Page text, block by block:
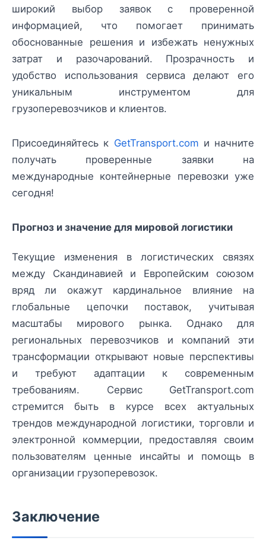
широкий выбор заявок с проверенной
информацией, что помогает принимать
обоснованные решения и избежать ненужных
затрат и разочарований. Прозрачность и
удобство использования сервиса делают его
уникальным инструментом для
грузоперевозчиков и клиентов.
Присоединяйтесь к GetTransport.com и начните
получать проверенные заявки на
международные контейнерные перевозки уже
сегодня!
Прогноз и значение для мировой логистики
Текущие изменения в логистических связях
между Скандинавией и Европейским союзом
вряд ли окажут кардинальное влияние на
глобальные цепочки поставок, учитывая
масштабы мирового рынка. Однако для
региональных перевозчиков и компаний эти
трансформации открывают новые перспективы
и требуют адаптации к современным
требованиям. Сервис GetTransport.com
стремится быть в курсе всех актуальных
трендов международной логистики, торговли и
электронной коммерции, предоставляя своим
пользователям ценные инсайты и помощь в
организации грузоперевозок.
Заключение